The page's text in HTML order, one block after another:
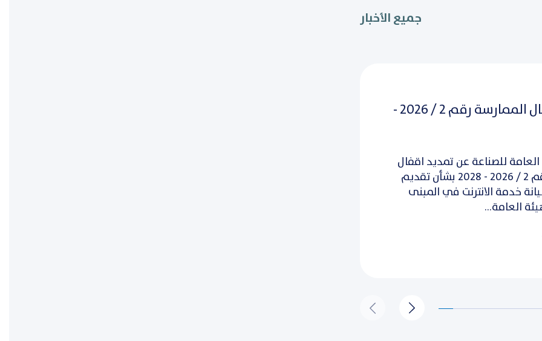
جميع الأخبار
تمديد اقفال الممارسة رقم 2 / 2026 -
للصناعة عن تمديد اقفال
الممارسة رقم 2 / 2026 - 2028 بشأن تقديم
خدمة الانترنت في المبنى
العامة...